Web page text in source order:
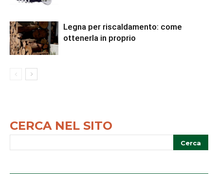
Legna per riscaldamento: come
ottenerla in proprio
CERCA NEL SITO